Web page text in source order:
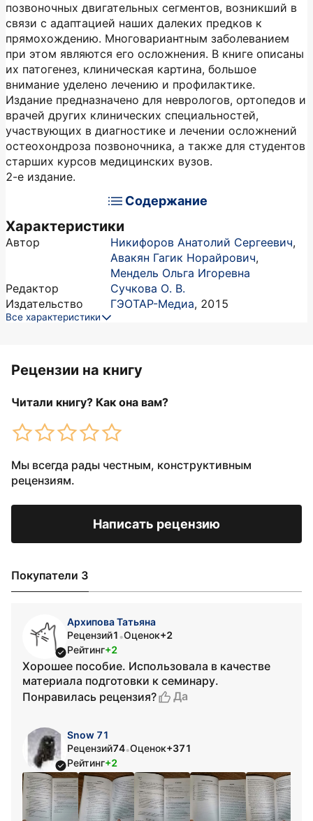
позвоночных двигательных сегментов, возникший в
связи с адаптацией наших далеких предков к
прямохождению. Многовариантным заболеванием
при этом являются его осложнения. В книге описаны
их патогенез, клиническая картина, большое
внимание уделено лечению и профилактике.
Издание предназначено для неврологов, ортопедов и
врачей других клинических специальностей,
участвующих в диагностике и лечении осложнений
остеохондроза позвоночника, а также для студентов
старших курсов медицинских вузов.
2-е издание.
Содержание
Характеристики
Автор Никифоров Анатолий Сергеевич,
Авакян Гагик Норайрович,
Мендель Ольга Игоревна
Редактор
Сучкова О. В.
Издательство
ГЭОТАР-Медиа, 2015
Все характеристики
Рецензии на книгу
Читали книгу? Как она вам?
Мы всегда рады честным, конструктивным
рецензиям.
Написать рецензию
Покупатели 3
Архипова Татьяна
Рецензий1 •Оценок+2
Рейтинг+2
Хорошее пособие. Использовала в качестве
материала подготовки к семинару.
Понравилась рецензия?
Да
Snow 71
Рецензий74•Оценок+371
Рейтинг+2